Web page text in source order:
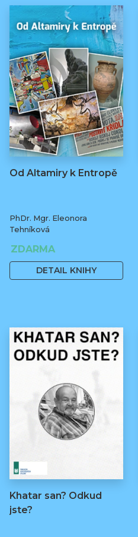
Od Altamiry k Entropě
PhDr. Mgr. Eleonora
Tehníková
ZDARMA
DETAIL KNIHY
Khatar san? Odkud
jste?